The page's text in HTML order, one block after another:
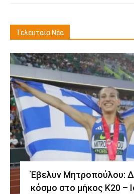
Τελευταία Νέα
Έβελυν Μητροπούλου:
κόσμο στο μήκος Κ20 –